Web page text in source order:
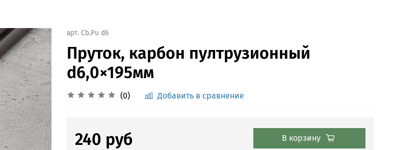
арт. Cb.Pu d6
Пруток, карбон пултрузионный
d6,0×195мм
(0) Добавить в сравнение
240 руб В корзину